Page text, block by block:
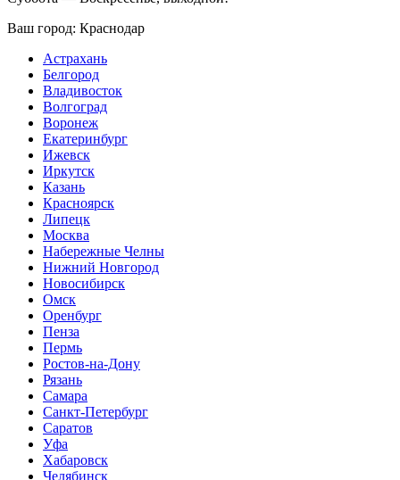
Ваш город: Краснодар
Астрахань
Белгород
Владивосток
Волгоград
Воронеж
Екатеринбург
Ижевск
Иркутск
Казань
Красноярск
Липецк
Москва
Набережные Челны
Нижний Новгород
Новосибирск
Омск
Оренбург
Пенза
Пермь
Ростов-на-Дону
Рязань
Самара
Санкт-Петербург
Саратов
Уфа
Хабаровск
Челябинск